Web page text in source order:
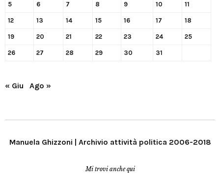
5 6 7 8 9 10 11
12 13 14 15 16 17 18
19 20 21 22 23 24 25
26 27 28 29 30 31
« Giu Ago »
Manuela Ghizzoni | Archivio attività politica 2006-2018
Mi trovi anche qui